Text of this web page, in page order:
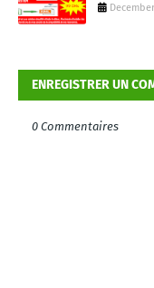
ENREGISTRER UN
0 Commentaires